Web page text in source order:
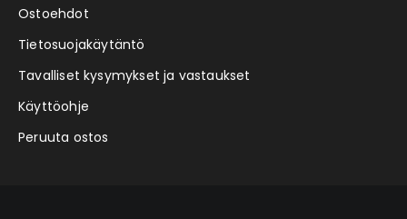
Ostoehdot
Tietosuojakäytäntö
Tavalliset kysymykset ja vastaukset
Käyttöohje
Peruuta ostos